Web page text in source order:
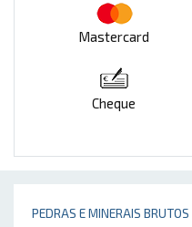
PEDRAS E MINERAIS BRUTOS
Mastercard
Cheque